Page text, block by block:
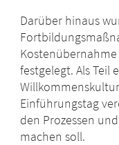
Darüber hinaus
festgelegt. Als Teil
Einführungstag
den Prozessen
machen soll.